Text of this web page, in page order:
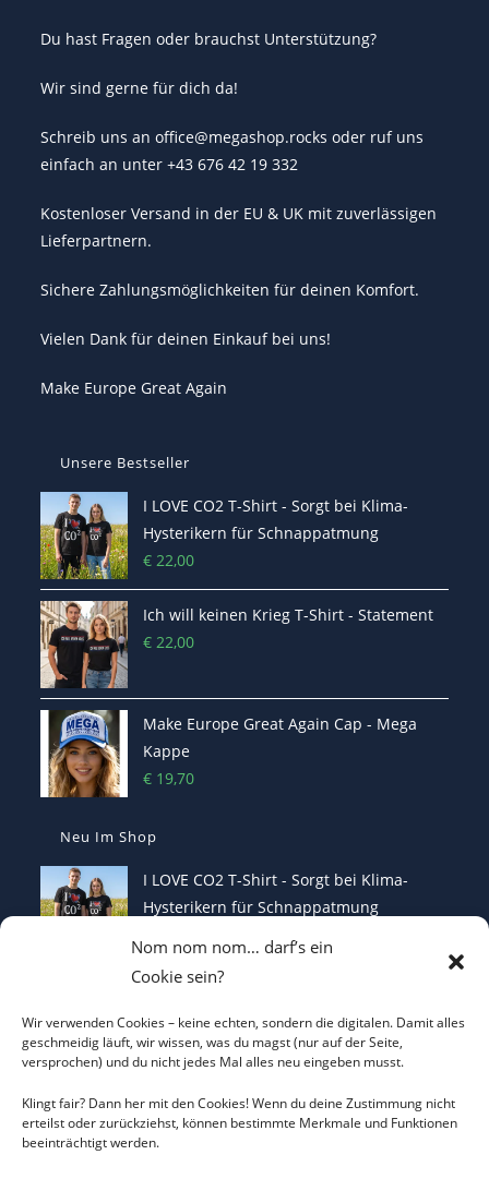
Nom nom nom… darf’s ein
Cookie sein?
Wir verwenden Cookies – keine echten, sondern die digitalen. Damit alles
geschmeidig läuft, wir wissen, was du magst (nur auf der Seite,
versprochen) und du nicht jedes Mal alles neu eingeben musst.
Klingt fair? Dann her mit den Cookies! Wenn du deine Zustimmung nicht
erteilst oder zurückziehst, können bestimmte Merkmale und Funktionen
beeinträchtigt werden.
Du hast Fragen oder brauchst Unterstützung?
Wir sind gerne für dich da!
Schreib uns an office@megashop.rocks oder ruf uns
einfach an unter +43 676 42 19 332
Kostenloser Versand in der EU & UK mit zuverlässigen
Lieferpartnern.
Sichere Zahlungsmöglichkeiten für deinen Komfort.
Vielen Dank für deinen Einkauf bei uns!
Make Europe Great Again
Unsere Bestseller
I LOVE CO2 T-Shirt - Sorgt bei Klima-
Hysterikern für Schnappatmung
€ 22,00
Ich will keinen Krieg T-Shirt - Statement
€ 22,00
Make Europe Great Again Cap - Mega
Kappe
€ 19,70
Neu Im Shop
I LOVE CO2 T-Shirt - Sorgt bei Klima-
Hysterikern für Schnappatmung
Casquette Je Suis Marine – Trucker Cap
€19,70
ICH WILL KEINEN KRIEG Trucker Cap –
Friedens-Statement
€19,70